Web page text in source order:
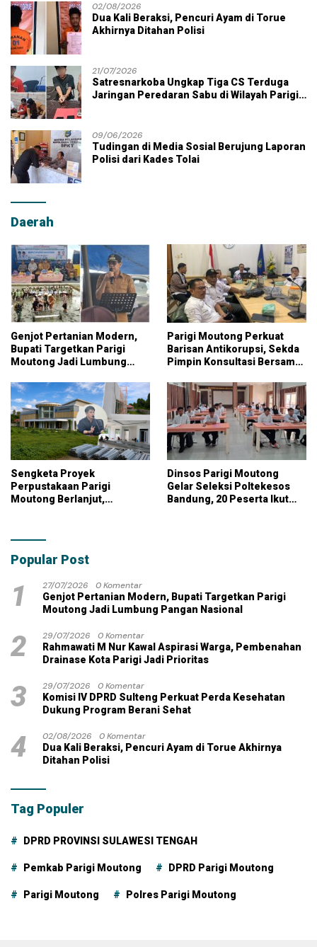
02/08/2026
Dua Kali Beraksi, Pencuri Ayam di Torue
Akhirnya Ditahan Polisi
21/07/2026
Satresnarkoba Ungkap Tiga CS Terduga
Jaringan Peredaran Sabu di Wilayah Parigi
09/06/2026
Tudingan di Media Sosial Berujung Laporan
Polisi dari Kades Tolai
Daerah
Genjot Pertanian Modern,
Bupati Targetkan Parigi
Moutong Jadi Lumbung
Parigi Moutong Perkuat
Barisan Antikorupsi, Sekda
Pimpin Konsultasi Bersama
Sengketa Proyek
Perpustakaan Parigi
Moutong Berlanjut,
dengan Dana Pribadi
Dinsos Parigi Moutong
Gelar Seleksi Poltekesos
Bandung, 20 Peserta Ikut
Popular Post
1 27/07/2026
0 Komentar
Genjot Pertanian Modern, Bupati Targetkan Parigi
Moutong Jadi Lumbung Pangan Nasional
2 29/07/2026
0 Komentar
Rahmawati M Nur Kawal Aspirasi Warga, Pembenahan
Drainase Kota Parigi Jadi Prioritas
3 29/07/2026
0 Komentar
Komisi IV DPRD Sulteng Perkuat Perda Kesehatan
Dukung Program Berani Sehat
4 02/08/2026
0 Komentar
Dua Kali Beraksi, Pencuri Ayam di Torue Akhirnya
Ditahan Polisi
Tag Populer
DPRD PROVINSI SULAWESI TENGAH
Pemkab Parigi Moutong DPRD Parigi Moutong
Parigi Moutong Polres Parigi Moutong